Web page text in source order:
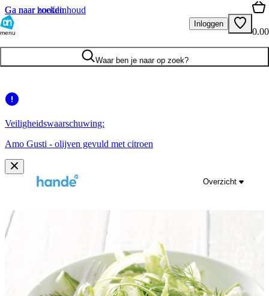
Ga naar hoofdinhoud
Ga naar zoeken
menu
Inloggen
0.00
Waar ben je naar op zoek?
Veiligheidswaarschuwing:
Amo Gusti - olijven gevuld met citroen
Overzicht